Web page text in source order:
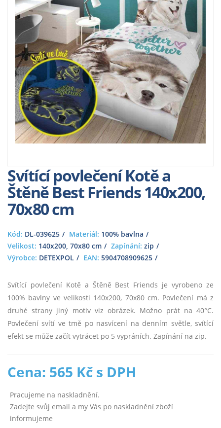
Svítící povlečení Kotě a
Štěně Best Friends 140x200,
70x80 cm
Kód: DL-039625 Materiál: 100% bavlna
Velikost: 140x200, 70x80 cm Zapínání: zip
Výrobce: DETEXPOL EAN: 5904708909625
Svítící povlečení Kotě a Štěně Best Friends je vyrobeno ze
100% bavlny ve velikosti 140x200, 70x80 cm. Povlečení má z
druhé strany jiný motiv viz obrázek. Možno prát na 40°C.
Povlečení svítí ve tmě po nasvícení na denním světle, svítící
efekt se může začít vytrácet po 5 vypráních. Zapínání na zip.
Cena: 565 Kč s DPH
Pracujeme na naskladnění.
Zadejte svůj email a my Vás po naskladnění zboží
informujeme